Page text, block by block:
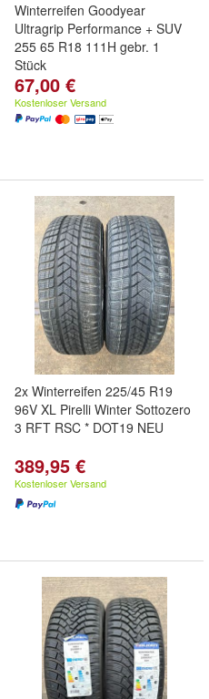
Winterreifen Goodyear
Ultragrip Performance + SUV
255 65 R18 111H gebr. 1
Stück
67,00 €
Kostenloser Versand
2x Winterreifen 225/45 R19
96V XL Pirelli Winter Sottozero
3 RFT RSC * DOT19 NEU
389,95 €
Kostenloser Versand